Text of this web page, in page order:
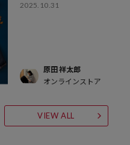
2025.10.31
原田 祥太郎
オンラインストア
VIEW ALL